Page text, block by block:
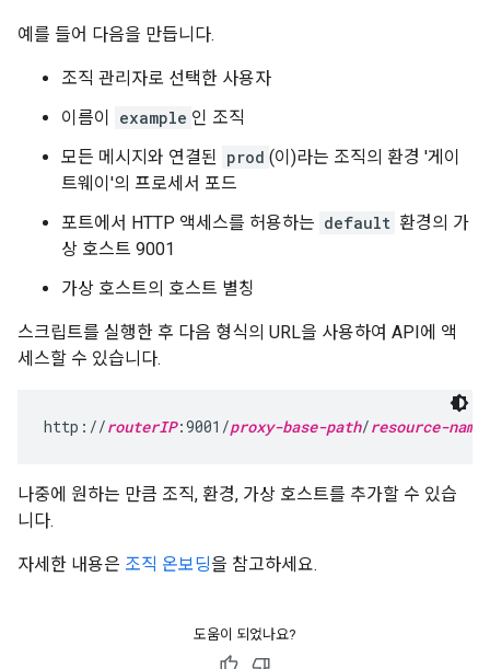
예를 들어 다음을 만듭니다.
조직 관리자로 선택한 사용자
이름이
example 인 조직
모든 메시지와 연결된 prod (이)라는 조직의 환경 '게이
트웨이'의 프로세서 포드
포트에서 HTTP 액세스를 허용하는 default 환경의 가
상 호스트 9001
가상 호스트의 호스트 별칭
스크립트를 실행한 후 다음 형식의 URL을 사용하여 API에 액
세스할 수 있습니다.
http://routerIP:9001/proxy-base-path/resource-name
나중에 원하는 만큼 조직, 환경, 가상 호스트를 추가할 수 있습
니다.
자세한 내용은 조직 온보딩을 참고하세요.
도움이 되었나요?